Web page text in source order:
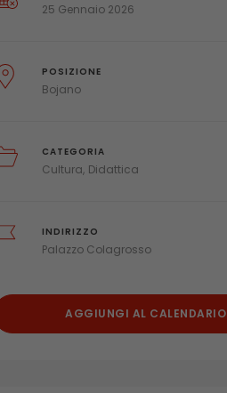
25 Gennaio 2026
POSIZIONE
Bojano
CATEGORIA
Cultura Didattica
INDIRIZZO
Palazzo Colagrosso
AGGIUNGI AL CALENDARIO